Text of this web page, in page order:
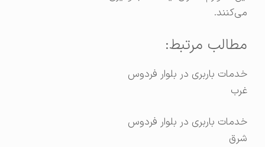
می‌کنند.
مطالب مرتبط:
خدمات باربری در بلوار فردوس
خدمات باربری در بلوار فردوس